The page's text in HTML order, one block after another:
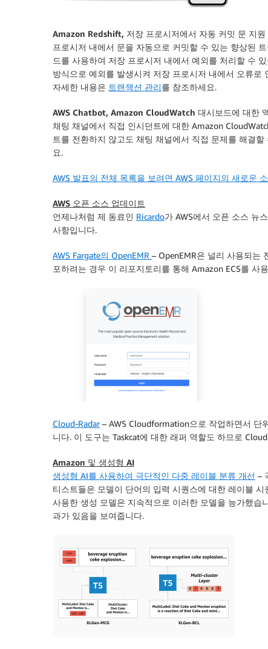
Amazon Redshift, 저장 프로시저에서 자동 커밋 문 지원
프로시저 내에서 문을 자동으로 커밋할 수 있는 향상된
드를 사용하여 저장 프로시저 내에서 예외를 처리할 수
방식으로 예외를 발생시켜 저장 프로시저 내에서 오류
자세한 내용은 트랜잭션 관리를 참조하세요.
AWS Chatbot, Amazon CloudWatch 대시보드에 대한
채팅 채널에서 직접 인시던트에 대한 Amazon
트를 전환하지 않고도 채팅 채널에서 직접 문제를 해결
요.
AWS 발표의 전체 목록을 보려면 AWS 페이지의 새로운
AWS 오픈 소스 업데이트
언제나처럼 제 동료인 Ricardo가 AWS에서 오픈 소스 뉴
사항입니다.
AWS Fargate의 OpenEMR – OpenEMR은 널리 사용되는
포하려는 경우 이 리포지토리를 통해 Amazon ECS를 사
Cloud-Radar– AWS Cloudformation으로 작업하면서 단
니다. 이 도구는 Taskcat에 대한 래퍼 역할도 하므로
Amazon 및 생성형 AI
생성형 AI를 사용하여 극단적인 다중 레이블 분류 개선 –
티스트들은 모델이 단어의 입력 시퀀스에 대한 레이블
사용한 생성 모델은 지속적으로 이러한 모델을 능가했습
과가 있음을 보여줍니다.